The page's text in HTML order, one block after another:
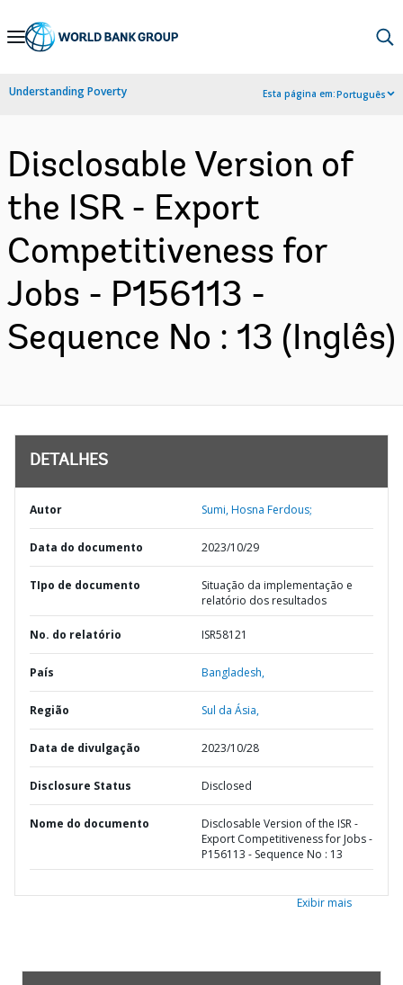
Skip
Navigation
Understanding Poverty Esta página em:Português
Disclosable Version of
the ISR - Export
Competitiveness for
Jobs - P156113 -
Sequence No : 13 (Inglês)
DETALHES
Autor Sumi, Hosna Ferdous;
Data do documento 2023/10/29
TIpo de documento
Situação da implementação e
relatório dos resultados
No. do relatório ISR58121
País Bangladesh,
Região Sul da Ásia,
Data de divulgação 2023/10/28
Disclosure Status Disclosed
Nome do documento
Disclosable Version of the ISR -
Export Competitiveness for Jobs -
P156113 - Sequence No : 13
Exibir mais